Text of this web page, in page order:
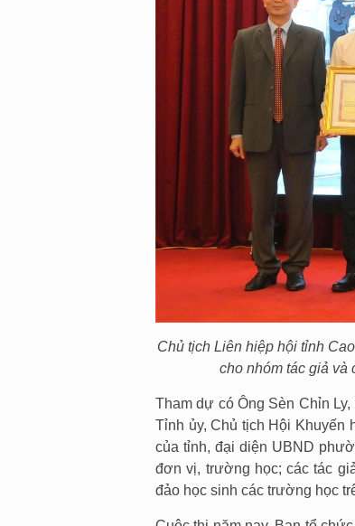
Chủ tịch Liên hiệp hội tỉnh
cho nhóm tác giả và
Tham dự có Ông Sèn Chỉn
Tỉnh ủy, Chủ tịch Hội Khuyến
của tỉnh, đại diện UBND
đơn vị, trường học; các tác
đảo học sinh các trường học